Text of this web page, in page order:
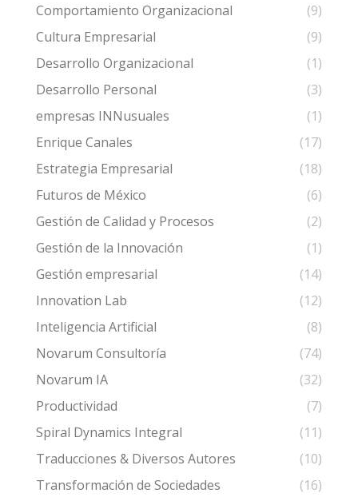
Comportamiento Organizacional
(9)
Cultura Empresarial
(9)
Desarrollo Organizacional
(1)
Desarrollo Personal
(3)
empresas INNusuales
(1)
Enrique Canales
(17)
Estrategia Empresarial
(18)
Futuros de México
(6)
Gestión de Calidad y Procesos
(2)
Gestión de la Innovación
(1)
Gestión empresarial
(14)
Innovation Lab
(12)
Inteligencia Artificial
(8)
Novarum Consultoría
(74)
Novarum IA
(32)
Productividad
(7)
Spiral Dynamics Integral
(11)
Traducciones & Diversos Autores
(10)
Transformación de Sociedades
(16)